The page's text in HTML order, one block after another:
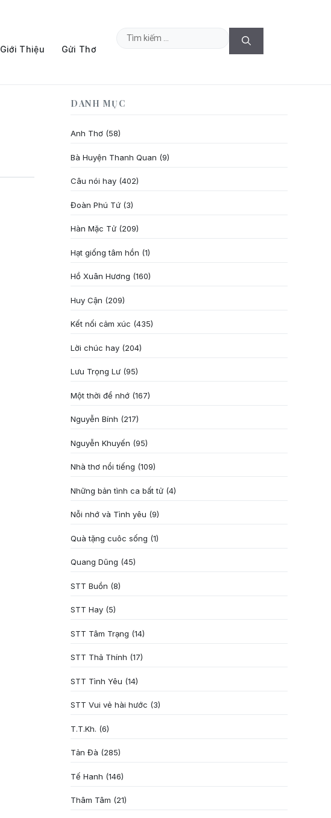
Giới Thiệu Gửi Thơ
Tìm
DANH MỤC
Anh Thơ (58)
Bà Huyện Thanh Quan (9)
Câu nói hay (402)
Đoàn Phú Tứ (3)
Hàn Mặc Tử (209)
Hạt giống tâm hồn (1)
Hồ Xuân Hương (160)
Huy Cận (209)
Kết nối cảm xúc (435)
Lời chúc hay (204)
Lưu Trọng Lư (95)
Một thời để nhớ (167)
Nguyễn Bính (217)
Nguyễn Khuyến (95)
Nhà thơ nổi tiếng (109)
Những bản tình ca bất tử (4)
Nỗi nhớ và Tình yêu (9)
Quà tặng cuôc sống (1)
Quang Dũng (45)
STT Buồn (8)
STT Hay (5)
STT Tâm Trạng (14)
STT Thả Thính (17)
STT Tình Yêu (14)
STT Vui vẻ hài hước (3)
T.T.Kh. (6)
Tản Đà (285)
Tế Hanh (146)
Thâm Tâm (21)